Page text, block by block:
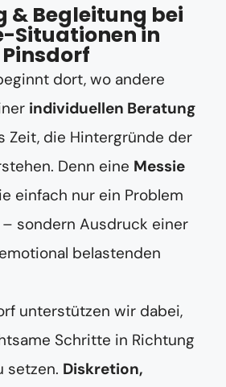
& Begleitung bei
Situationen in
Pinsdorf
dort, wo andere
individuellen Beratung
Zeit, die Hintergründe der
Denn eine Messie
einfach nur ein Problem
sondern Ausdruck einer
belastenden
unterstützen wir dabei,
Schritte in Richtung
setzen. Diskretion,